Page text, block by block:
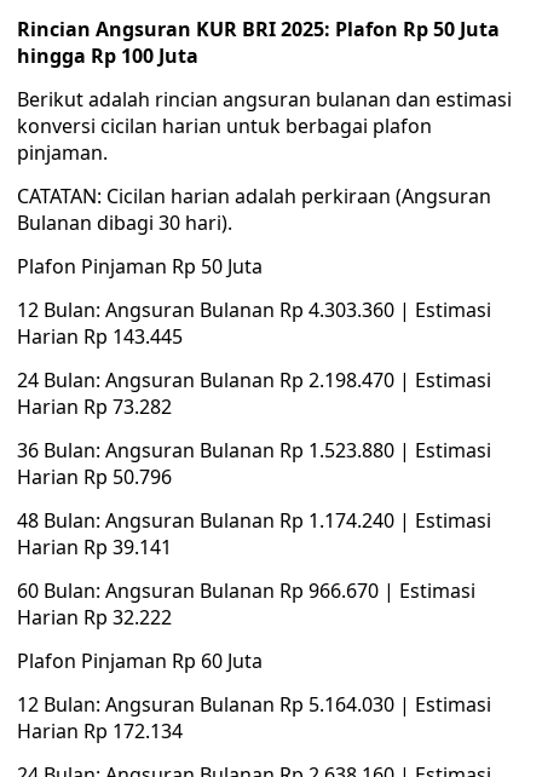
Rincian Angsuran KUR BRI 2025: Plafon Rp 50 Juta
hingga Rp 100 Juta
Berikut adalah rincian angsuran bulanan dan estimasi
konversi cicilan harian untuk berbagai plafon
pinjaman.
CATATAN: Cicilan harian adalah perkiraan (Angsuran
Bulanan dibagi 30 hari).
Plafon Pinjaman Rp 50 Juta
12 Bulan: Angsuran Bulanan Rp 4.303.360 | Estimasi
Harian Rp 143.445
24 Bulan: Angsuran Bulanan Rp 2.198.470 | Estimasi
Harian Rp 73.282
36 Bulan: Angsuran Bulanan Rp 1.523.880 | Estimasi
Harian Rp 50.796
48 Bulan: Angsuran Bulanan Rp 1.174.240 | Estimasi
Harian Rp 39.141
60 Bulan: Angsuran Bulanan Rp 966.670 | Estimasi
Harian Rp 32.222
Plafon Pinjaman Rp 60 Juta
12 Bulan: Angsuran Bulanan Rp 5.164.030 | Estimasi
Harian Rp 172.134